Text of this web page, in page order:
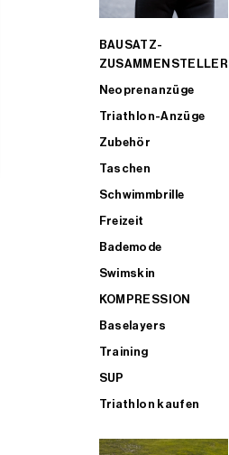
BAUSATZ-
ZUSAMMENSTELLER
Neoprenanzüge
Triathlon-Anzüge
Zubehör
Taschen
Schwimmbrille
Freizeit
Bademode
Swimskin
KOMPRESSION
Baselayers
Training
SUP
Triathlon kaufen